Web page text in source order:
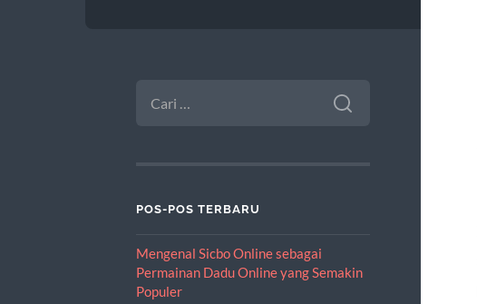
UNTUK:
POS-POS TERBARU
Mengenal Sicbo Online sebagai
Permainan Dadu Online yang Semakin
Populer